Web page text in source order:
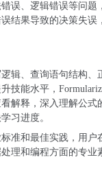
误、逻辑错误等问
结果导致的决策失
辑、查询语句结构
技能水平，
解释，深入理解公
习进度。
准和最佳实践，用
理和编程方面的专业